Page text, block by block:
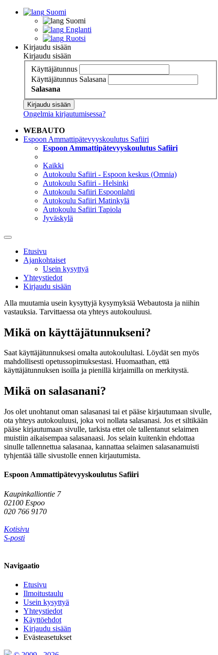
Suomi
Suomi
Englanti
Ruotsi
Kirjaudu sisään
Kirjaudu sisään
Käyttäjätunnus
Käyttäjätunnus Salasana
Salasana
Kirjaudu sisään
Ongelmia kirjautumisessa?
WEBAUTO
Espoon Ammattipätevyyskoulutus Safiiri
Espoon Ammattipätevyyskoulutus Safiiri
Kaikki
Autokoulu Safiiri - Espoon keskus (Omnia)
Autokoulu Safiiri - Helsinki
Autokoulu Safiiri Espoonlahti
Autokoulu Safiiri Matinkylä
Autokoulu Safiiri Tapiola
Jyväskylä
Etusivu
Ajankohtaiset
Usein kysyttyä
Yhteystiedot
Kirjaudu sisään
Alla muutamia usein kysyttyjä kysymyksiä Webautosta ja niihin
vastauksia. Tarvittaessa ota yhteys autokouluusi.
Mikä on käyttäjätunnukseni?
Saat käyttäjätunnuksesi omalta autokoulultasi. Löydät sen myös
mahdollisesti opetussopimuksestasi. Huomaathan, että
käyttäjätunnuksen isoilla ja pienillä kirjaimilla on merkitystä.
Mikä on salasanani?
Jos olet unohtanut oman salasanasi tai et pääse kirjautumaan sivulle,
ota yhteys autokouluusi, joka voi nollata salasanasi. Jos et siltikään
pääse kirjautumaan sivulle, tarkista ettet ole tallentanut selaimen
muistiin aikaisempaa salasanaasi. Jos selain kuitenkin ehdottaa
sinulle tallennettua salasanaa, kannattaa selaimen salasanamuisti
tyhjentää tälle sivustolle ennen kirjautumista.
Espoon Ammattipätevyyskoulutus Safiiri
Kaupinkalliontie 7
02100 Espoo
020 766 9170
Kotisivu
S-posti
Navigaatio
Etusivu
Ilmoitustaulu
Usein kysyttyä
Yhteystiedot
Käyttöehdot
Kirjaudu sisään
Evästeasetukset